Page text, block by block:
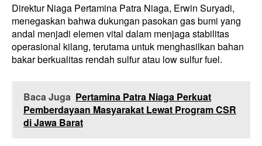
Direktur Niaga Pertamina Patra Niaga, Erwin Suryadi,
menegaskan bahwa dukungan pasokan gas bumi yang
andal menjadi elemen vital dalam menjaga stabilitas
operasional kilang, terutama untuk menghasilkan bahan
bakar berkualitas rendah sulfur atau low sulfur fuel.
Baca Juga Pertamina Patra Niaga Perkuat
Pemberdayaan Masyarakat Lewat Program CSR
di Jawa Barat